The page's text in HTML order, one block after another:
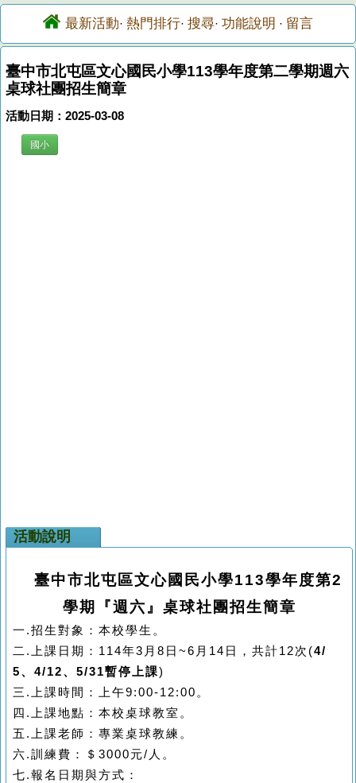
最新活動· 熱門排行· 搜尋· 功能說明 · 留言
臺中市北屯區文心國民小學113學年度第二學期週六
桌球社團招生簡章
活動日期：2025-03-08
國小
活動說明
臺中市北屯區文心國民小學113學年度第2
學期『週六』桌球社團招生簡章
一.招生對象：本校學生。
二.上課日期：114年3月8日~6月14日，共計12次 (4/
5、4/12、5/31暫停上課)
三.上課時間：上午9:00-12:00。
四.上課地點：本校桌球教室。
五.上課老師：專業桌球教練。
六.訓練費：＄3000元/人。
七.報名日期與方式：